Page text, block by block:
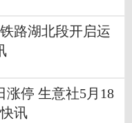
路湖北段开启运
涨停 生意社5月18
讯